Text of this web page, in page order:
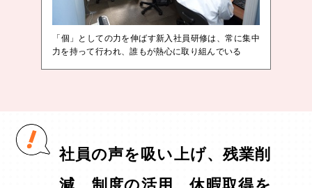
「個」としての力を伸ばす新入社員研修は、常に集中
力を持って行われ、誰もが熱心に取り組んでいる
社員の声を吸い上げ、残業削